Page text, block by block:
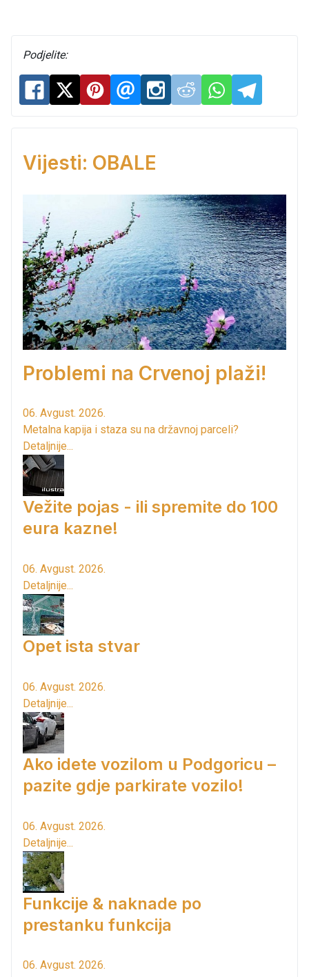
Podjelite:
Vijesti: OBALE
Problemi na Crvenoj plaži!
06. Avgust. 2026.
Metalna kapija i staza su na državnoj parceli?
Detaljnije...
Vežite pojas - ili spremite do 100
eura kazne!
06. Avgust. 2026.
Detaljnije...
Opet ista stvar
06. Avgust. 2026.
Detaljnije...
Ako idete vozilom u Podgoricu –
pazite gdje parkirate vozilo!
06. Avgust. 2026.
Detaljnije...
Funkcije & naknade po
prestanku funkcija
06. Avgust. 2026.